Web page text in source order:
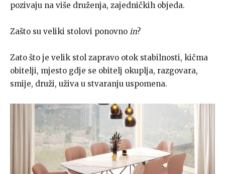
pozivaju na više druženja, zajedničkih objeda.
Zašto su veliki stolovi ponovno in?
Zato što je velik stol zapravo otok stabilnosti, kičma
obitelji, mjesto gdje se obitelj okuplja, razgovara,
smije, druži, uživa u stvaranju uspomena.